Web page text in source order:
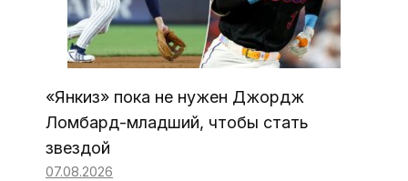
«Янкиз» пока не нужен Джордж
Ломбард-младший, чтобы стать
звездой
07.08.2026